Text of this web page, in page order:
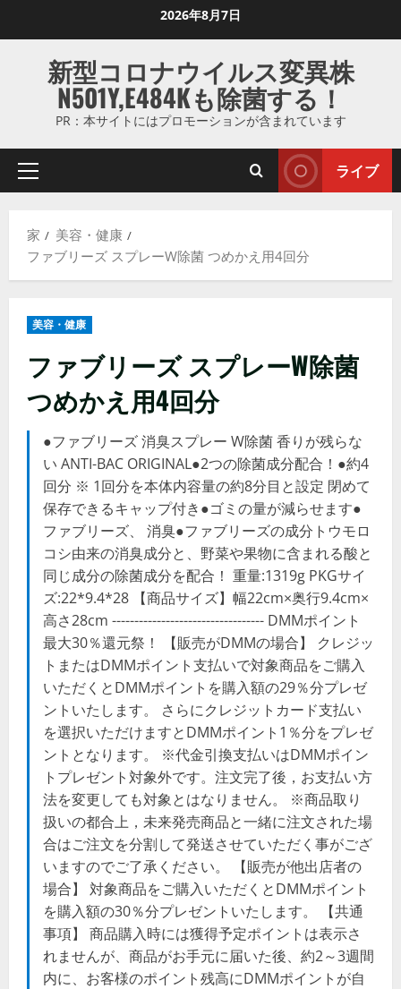
ス
ッ
す
2026年8月7日
新型コロナウイルス変異株
N501Y,E484Kも除菌する！
PR：本サイトにはプロモーションが含まれています
プ
マ
リ
ュ
ライブ
家
美容・健康
ファブリーズ スプレーW除菌 つめかえ用4回分
美容・健康
ファブリーズ スプレーW除菌
つめかえ用4回分
●ファブリーズ 消臭スプレー W除菌 香りが残らな
い ANTI-BAC ORIGINAL●2つの除菌成分配合！●約4
回分 ※ 1回分を本体内容量の約8分目と設定 閉めて
保存できるキャップ付き●ゴミの量が減らせます●
ファブリーズ、 消臭●ファブリーズの成分トウモロ
コシ由来の消臭成分と、野菜や果物に含まれる酸と
同じ成分の除菌成分を配合！ 重量:1319g PKGサイ
ズ:22*9.4*28 【商品サイズ】幅22cm×奥行9.4cm×
高さ28cm ---------------------------------- DMMポイント
最大30％還元祭！ 【販売がDMMの場合】 クレジッ
トまたはDMMポイント支払いで対象商品をご購入
いただくとDMMポイントを購入額の29％分プレゼ
ントいたします。 さらにクレジットカード支払い
を選択いただけますとDMMポイント1％分をプレゼ
ントとなります。 ※代金引換支払いはDMMポイン
トプレゼント対象外です。注文完了後，お支払い方
法を変更しても対象とはなりません。 ※商品取り
扱いの都合上，未来発売商品と一緒に注文された場
合はご注文を分割して発送させていただく事がござ
いますのでご了承ください。 【販売が他出店者の
場合】 対象商品をご購入いただくとDMMポイント
を購入額の30％分プレゼントいたします。 【共通
事項】 商品購入時には獲得予定ポイントは表示さ
れませんが、商品がお手元に届いた後、約2～3週間
内に、お客様のポイント残高にDMMポイントが自